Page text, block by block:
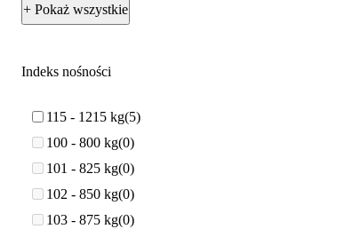
+ Pokaż wszystkie
Indeks nośności
115 - 1215 kg 5
100 - 800 kg 0
101 - 825 kg 0
102 - 850 kg 0
103 - 875 kg 0